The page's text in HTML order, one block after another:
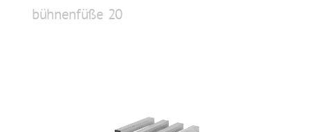
bühnenfüße 20